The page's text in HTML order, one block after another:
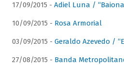
17/09/2015 - Adiel Luna /
10/09/2015 - Rosa Armorial
03/09/2015 - Geraldo Azevedo /
27/08/2015 - Banda